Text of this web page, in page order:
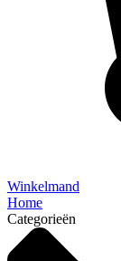
Winkelmand
Home
Categorieën